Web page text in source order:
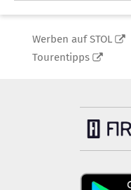
Werben auf STOL
Tourentipps